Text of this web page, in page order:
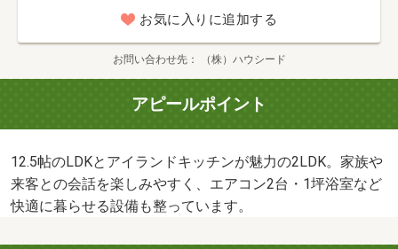
お気に入りに追加する
お問い合わせ先 （株）ハウシード
アピールポイント
12.5帖のLDKとアイランドキッチンが魅力の2LDK。家族や
来客との会話を楽しみやすく、エアコン2台・1坪浴室など
快適に暮らせる設備も整っています。